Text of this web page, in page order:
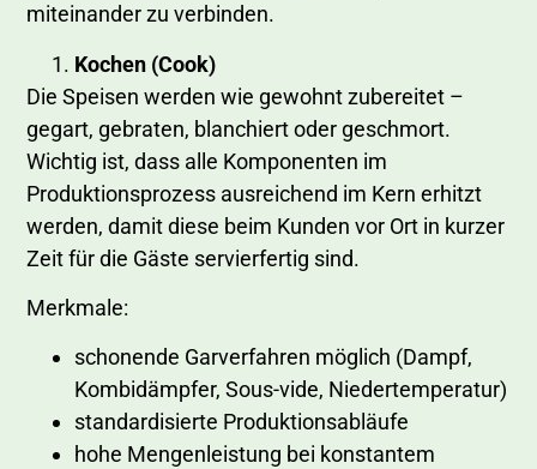
miteinander zu verbinden.
Kochen (Cook)
Die Speisen werden wie gewohnt zubereitet –
gegart, gebraten, blanchiert oder geschmort.
Wichtig ist, dass alle Komponenten im
Produktionsprozess ausreichend im Kern erhitzt
werden, damit diese beim Kunden vor Ort in kurzer
Zeit für die Gäste servierfertig sind.
Merkmale:
schonende Garverfahren möglich (Dampf,
Kombidämpfer, Sous-vide, Niedertemperatur)
standardisierte Produktionsabläufe
hohe Mengenleistung bei konstantem